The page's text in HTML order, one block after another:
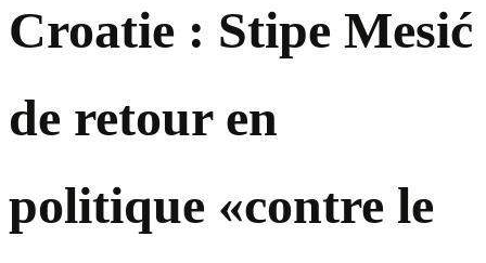
Croatie : Stipe Mesić
de retour en
politique «contre le